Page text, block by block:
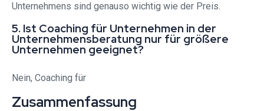
Unternehmens sind genauso wichtig wie der Preis.
5. Ist Coaching für Unternehmen in der
Unternehmensberatung nur für größere
Unternehmen geeignet?
Nein, Coaching für
Zusammenfassung